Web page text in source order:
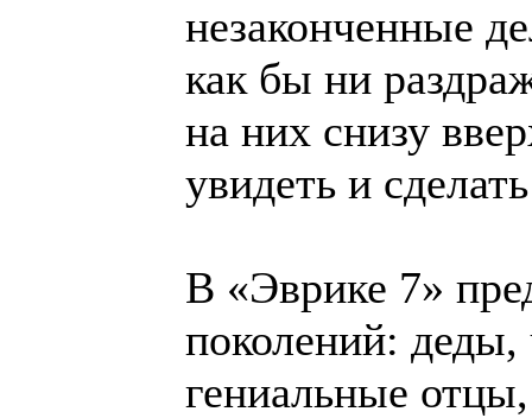
незаконченные
как бы ни
на них снизу
увидеть и
В «Эврике 7»
поколений: деды,
гениальные